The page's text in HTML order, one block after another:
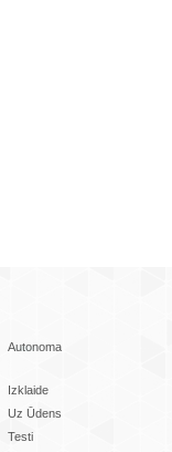
Autonoma
Izklaide
Uz Ūdens
Testi